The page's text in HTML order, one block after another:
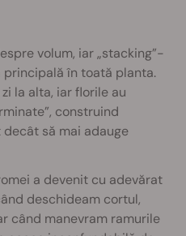
volum, iar „stacking”-
în toată planta.
la alta, iar florile au
construind
să mai adauge
a devenit cu adevărat
deschideam cortul,
când manevram ramurile